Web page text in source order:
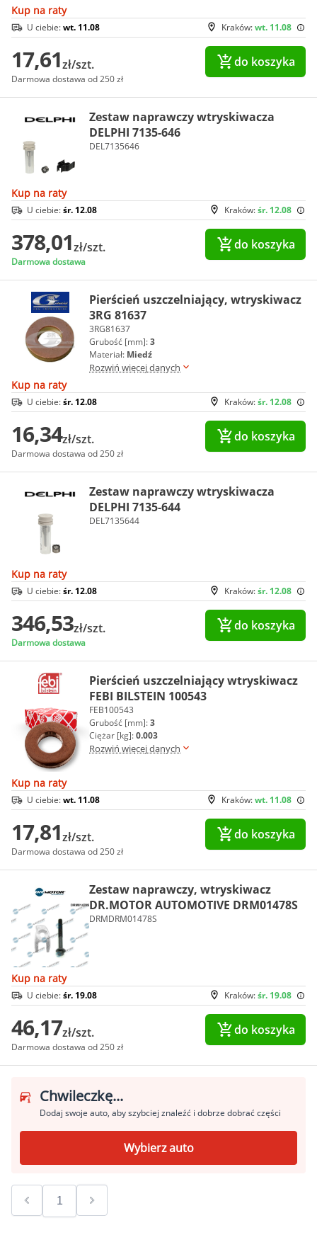
Kup na raty
Kraków:wt. 11.08
U ciebie:wt. 11.08
17,61zł/szt.
Darmowa dostawa od 250 zł
do koszyka
Zestaw naprawczy wtryskiwacza
DELPHI 7135-646
DEL7135646
Kup na raty
Kraków:śr. 12.08
U ciebie:śr. 12.08
378,01zł/szt.
Darmowa dostawa
do koszyka
Pierścień uszczelniający, wtryskiwacz
3RG 81637
3RG81637
Grubość [mm]:3
Materiał: Miedź
Rozwiń więcej danych
Kup na raty
Kraków:śr. 12.08
U ciebie:śr. 12.08
16,34zł/szt.
Darmowa dostawa od 250 zł
do koszyka
Zestaw naprawczy wtryskiwacza
DELPHI 7135-644
DEL7135644
Kup na raty
Kraków:śr. 12.08
U ciebie:śr. 12.08
346,53zł/szt.
Darmowa dostawa
do koszyka
Pierścień uszczelniający wtryskiwacz
FEBI BILSTEIN 100543
FEB100543
Grubość [mm]:3
Ciężar [kg]:0.003
Rozwiń więcej danych
Kup na raty
Kraków:wt. 11.08
U ciebie:wt. 11.08
17,81zł/szt.
Darmowa dostawa od 250 zł
do koszyka
Zestaw naprawczy, wtryskiwacz
DR.MOTOR AUTOMOTIVE DRM01478S
DRMDRM01478S
Kup na raty
Kraków:śr. 19.08
U ciebie:śr. 19.08
46,17zł/szt.
Darmowa dostawa od 250 zł
do koszyka
Chwileczkę...
Dodaj swoje auto, aby szybciej znaleźć i dobrze dobrać części
Wybierz auto